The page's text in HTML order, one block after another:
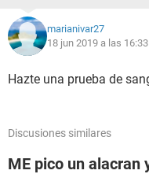
marianivar27
18 jun 2019 a las 16:33
Hazte una prueba de
Discusiones similares
ME pico un alacran